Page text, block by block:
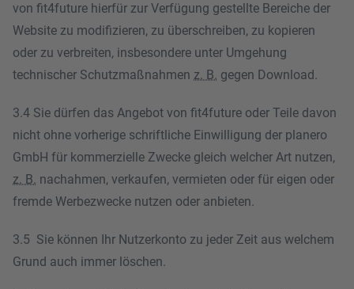
von fit4future hierfür zur Verfügung gestellte Bereiche der
Website zu modifizieren, zu überschreiben, zu kopieren
oder zu verbreiten, insbesondere unter Umgehung
technischer Schutzmaßnahmen z. B. gegen Download.
3.4 Sie dürfen das Angebot von fit4future oder Teile davon
nicht ohne vorherige schriftliche Einwilligung der planero
GmbH für kommerzielle Zwecke gleich welcher Art nutzen,
z. B. nachahmen, verkaufen, vermieten oder für eigen oder
fremde Werbezwecke nutzen oder anbieten.
3.5 Sie können Ihr Nutzerkonto zu jeder Zeit aus welchem
Grund auch immer löschen.